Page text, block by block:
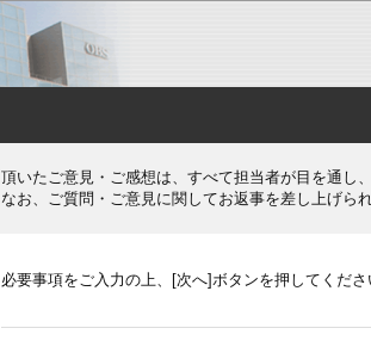
頂いたご意見・ご感想は、すべて担当者が目を通し
なお、ご質問・ご意見に関してお返事を差し上げら
必要事項をご入力の上、[次へ]ボタンを押してくださ